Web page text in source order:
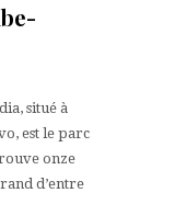
situé à
est le parc
onze
d’entre